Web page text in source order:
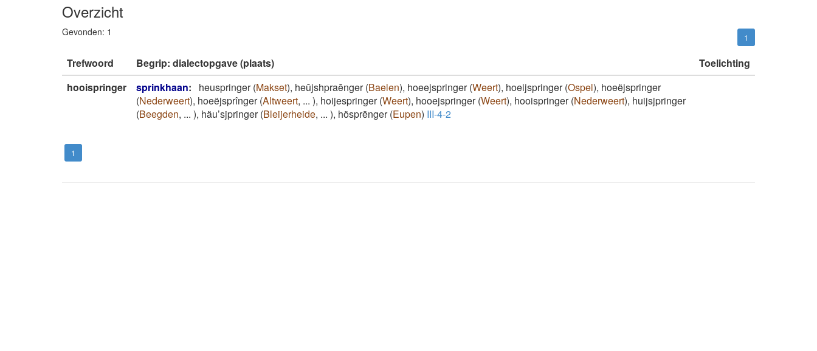
Overzicht
Gevonden: 1 1
Trefwoord Begrip: dialectopgave (plaats)
Toelichting
hooispringer
sprinkhaan: heuspringer(Makset), heŭjshpraĕnger(Baelen), hoeejspringer(Weert), hoeijspringer(Ospel), hoeëjspringer
(Nederweert), hoeëjsprînger(Altweert, ... ), hoijespringer(Weert), hooejspringer(Weert), hooispringer(Nederweert), huijsjpringer
(Beegden, ... ), häu’sjpringer(Bleijerheide, ... ), hösprënger(Eupen) III-4-2
1